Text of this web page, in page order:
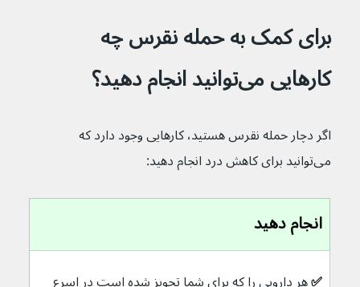
برای کمک به حمله نقرس چه
کارهایی می‌توانید انجام دهید؟
اگر دچار حمله نقرس هستید، کارهایی وجود دارد که
می‌توانید برای کاهش درد انجام دهید:
انجام دهید